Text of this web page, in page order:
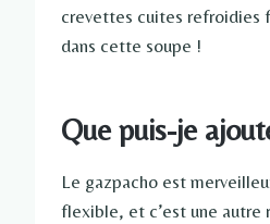
crevettes cuites refroidies
dans cette soupe !
Que puis-je
Le gazpacho est
flexible, et c’est une autre